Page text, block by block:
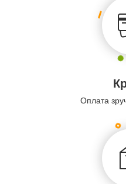
Оплата